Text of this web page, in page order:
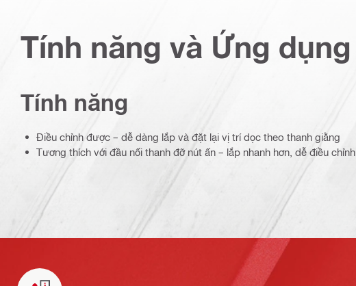
Tính năng và Ứng dụng
Tính năng
Điều chỉnh được – dễ dàng lắp và đặt lại vị trí dọc theo thanh giằng
Tương thích với đầu nối thanh đỡ nút ấn – lắp nhanh hơn, dễ điều chỉnh